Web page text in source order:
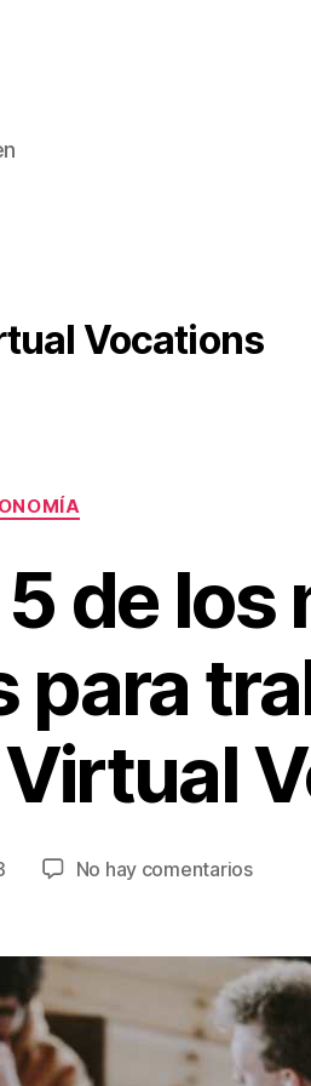
Vocations
Categorías
de los
para
No hay comentariosen
i
r
e
s
D